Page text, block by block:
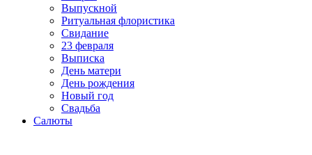
Выпускной
Ритуальная флористика
Свидание
23 февраля
Выписка
День матери
День рождения
Новый год
Свадьба
Салюты